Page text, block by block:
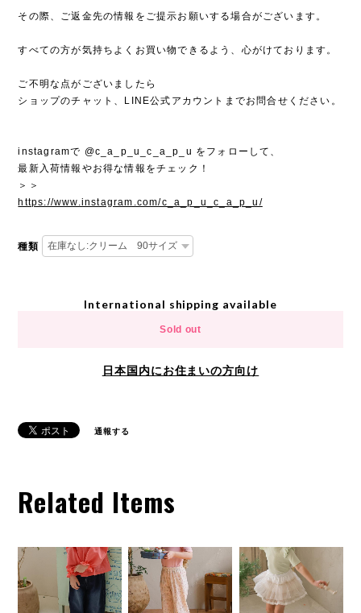
その際、ご返金先の情報をご提示お願いする場合がございます。
すべての方が気持ちよくお買い物できるよう、心がけております。
ご不明な点がございましたら
ショップのチャット、LINE公式アカウントまでお問合せください。
instagramで @c_a_p_u_c_a_p_u をフォローして、
最新入荷情報やお得な情報をチェック！
＞＞
https://www.instagram.com/c_a_p_u_c_a_p_u/
種類
International shipping available
Sold out
日本国内にお住まいの方向け
通報する
Related Items